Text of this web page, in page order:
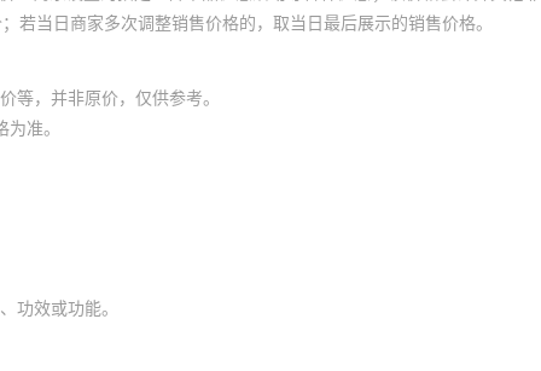
当日商家多次调整销售价格的，取当日最后展示的销售价格。
等，并非原价，仅供参考。
准。
功效或功能。